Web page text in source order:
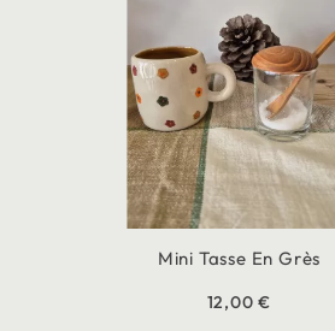
Mini Tasse En Grès
12,00 €